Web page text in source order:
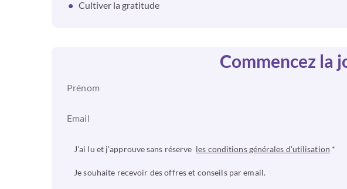
Cultiver la gratitude
Commencez la
J'ai lu et j'approuve sans réserve les conditions générales d'utilisation *
Je souhaite recevoir des offres et conseils par email.